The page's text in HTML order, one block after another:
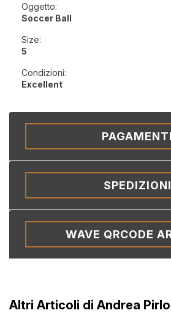
Oggetto:
Soccer Ball
Size:
5
Condizioni:
Excellent
PAGAMENTI
SPEDIZIONI
WAVE QRCODE
Altri Articoli di Andrea Pirlo